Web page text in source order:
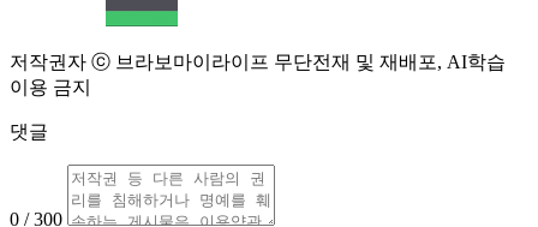
저작권자 ⓒ 브라보마이라이프 무단전재 및 재배포, AI학습
이용 금지
댓글
0 / 300